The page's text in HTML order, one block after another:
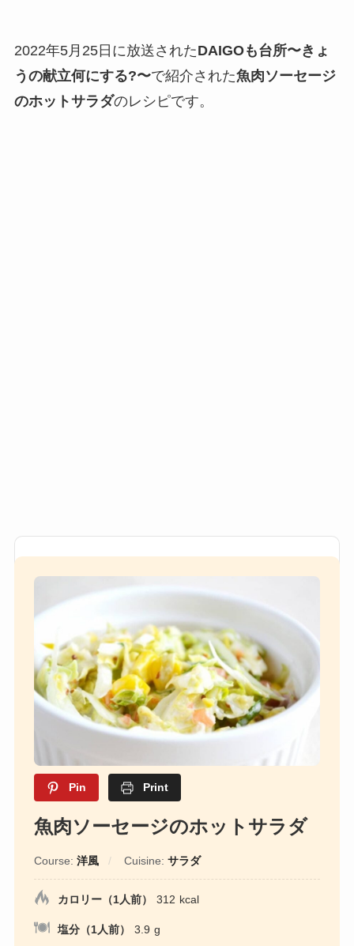
2022年5月25日に放送されたDAIGOも台所〜きょ
うの献立何にする?〜で紹介された魚肉ソーセージ
のホットサラダのレシピです。
Pin Print
魚肉ソーセージのホットサラダ
Course: 洋風 Cuisine: サラダ
カロリー（1人前） 312 kcal
塩分（1人前） 3.9 g